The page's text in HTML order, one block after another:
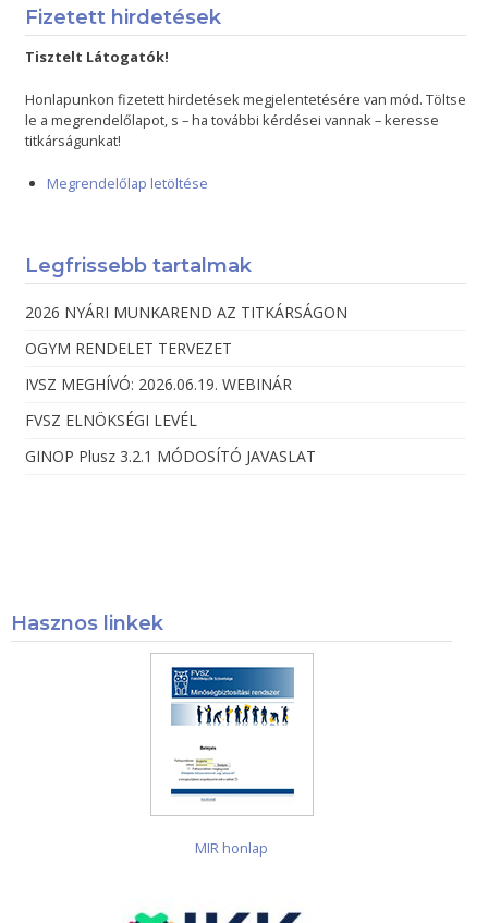
Fizetett hirdetések
Tisztelt Látogatók!
Honlapunkon fizetett hirdetések megjelentetésére van mód. Töltse
le a megrendelőlapot, s – ha további kérdései vannak – keresse
titkárságunkat!
Megrendelőlap letöltése
Legfrissebb tartalmak
2026 NYÁRI MUNKAREND AZ TITKÁRSÁGON
OGYM RENDELET TERVEZET
IVSZ MEGHÍVÓ: 2026.06.19. WEBINÁR
FVSZ ELNÖKSÉGI LEVÉL
GINOP Plusz 3.2.1 MÓDOSÍTÓ JAVASLAT
Hasznos linkek
MIR honlap